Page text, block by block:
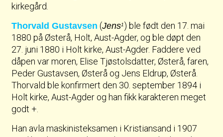
kirkegård.
Thorvald Gustavsen (Jens1) ble født den 17. mai
1880 på Østerå, Holt, Aust-Agder, og ble døpt den
27. juni 1880 i Holt kirke, Aust-Agder. Faddere ved
dåpen var moren, Elise Tjøstolsdatter, Østerå, faren,
Peder Gustavsen, Østerå og Jens Eldrup, Østerå.
Thorvald ble konfirmert den 30. september 1894 i
Holt kirke, Aust-Agder og han fikk karakteren meget
godt +.
Han avla maskinisteksamen i Kristiansand i 1907